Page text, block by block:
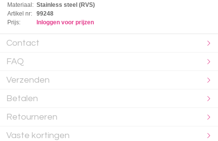
Materiaal: Stainless steel (RVS)
Artikel nr:
99248
Prijs:
Inloggen voor prijzen
Contact
FAQ
Verzenden
Betalen
Retourneren
Vaste kortingen